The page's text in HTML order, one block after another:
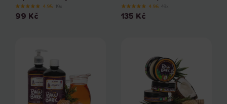
★★★★★ 4.95 19x
99 Kč
★★★★★ 4.96 49x
135 Kč